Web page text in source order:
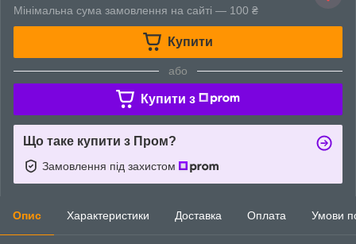
Мінімальна сума замовлення на сайті — 100 ₴
Купити
або
Купити з
Що таке купити з Пром?
Замовлення під захистом
Опис Характеристики Доставка Оплата Умови